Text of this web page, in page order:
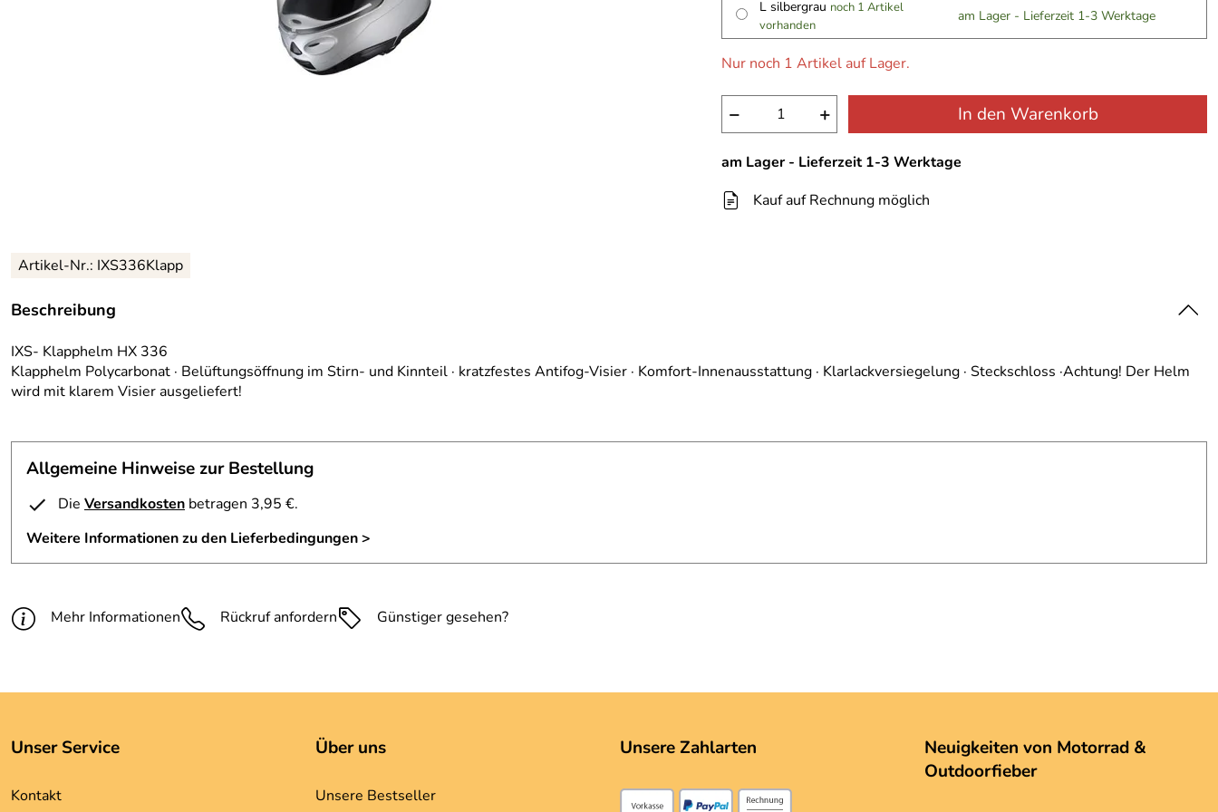
L silbergrau noch 1 Artikel
vorhanden
am Lager - Lieferzeit 1-3 Werktage
Nur noch 1 Artikel auf Lager.
− + In den Warenkorb
am Lager - Lieferzeit 1-3 Werktage
Kauf auf Rechnung möglich
Artikel-Nr.: IXS336Klapp
Beschreibung
IXS- Klapphelm HX 336
Klapphelm Polycarbonat · Belüftungsöffnung im Stirn- und Kinnteil · kratzfestes Antifog-Visier · Komfort-Innenausstattung · Klarlackversiegelung · Steckschloss ·Achtung! Der Helm
wird mit klarem Visier ausgeliefert!
Allgemeine Hinweise zur Bestellung
Die Versandkosten betragen 3,95 €.
Weitere Informationen zu den Lieferbedingungen >
Mehr Informationen Rückruf anfordern Günstiger gesehen?
Unser Service
Kontakt
Über uns
Unsere Bestseller
Unsere Zahlarten
Neuigkeiten von Motorrad &
Outdoorfieber